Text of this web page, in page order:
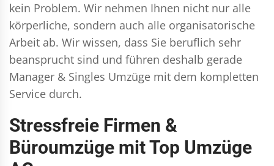
kein Problem. Wir nehmen Ihnen nicht nur alle
körperliche, sondern auch alle organisatorische
Arbeit ab. Wir wissen, dass Sie beruflich sehr
beansprucht sind und führen deshalb gerade
Manager & Singles Umzüge mit dem kompletten
Service durch.
Stressfreie Firmen &
Büroumzüge mit Top Umzüge